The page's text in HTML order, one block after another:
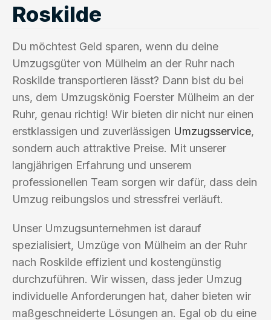
Roskilde
Du möchtest Geld sparen, wenn du deine
Umzugsgüter von Mülheim an der Ruhr nach
Roskilde transportieren lässt? Dann bist du bei
uns, dem Umzugskönig Foerster Mülheim an der
Ruhr, genau richtig! Wir bieten dir nicht nur einen
erstklassigen und zuverlässigen Umzugsservice,
sondern auch attraktive Preise. Mit unserer
langjährigen Erfahrung und unserem
professionellen Team sorgen wir dafür, dass dein
Umzug reibungslos und stressfrei verläuft.
Unser Umzugsunternehmen ist darauf
spezialisiert, Umzüge von Mülheim an der Ruhr
nach Roskilde effizient und kostengünstig
durchzuführen. Wir wissen, dass jeder Umzug
individuelle Anforderungen hat, daher bieten wir
maßgeschneiderte Lösungen an. Egal ob du eine